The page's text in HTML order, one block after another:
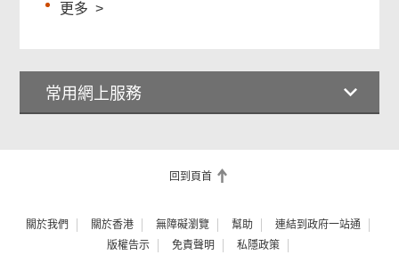
更多 >
常用網上服務
回到頁首
關於我們 關於香港 無障礙瀏覽 幫助
連結到政府一站通
版權告示
免責聲明 私隱政策